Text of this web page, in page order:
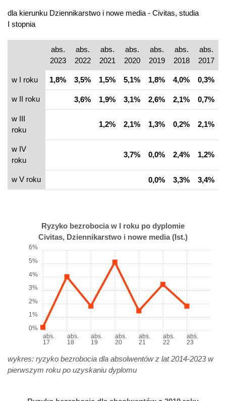
dla kierunku Dziennikarstwo i nowe media - Civitas, studia
I stopnia
abs.
2023
abs.
2022
abs.
2021
abs.
2020
abs.
2019
abs.
2018
abs.
2017
w I roku 1,8% 3,5% 1,5% 5,1% 1,8% 4,0% 0,3%
w II roku 3,6% 1,9% 3,1% 2,6% 2,1% 0,7%
w III
roku
1,2% 2,1% 1,3% 0,2% 2,1%
w IV
roku
3,7% 0,0% 2,4% 1,2%
w V roku 0,0% 3,3% 3,4%
Ryzyko bezrobocia w I roku po dyplomie
Civitas, Dziennikarstwo i nowe media (Ist.)
abs.
17
abs.
18
abs.
19
abs.
20
abs.
21
abs.
22
abs.
23
0%
1%
2%
3%
4%
5%
6%
wykres: ryzyko bezrobocia dla absolwentów z lat 2014-2023 w
pierwszym roku po uzyskaniu dyplomu